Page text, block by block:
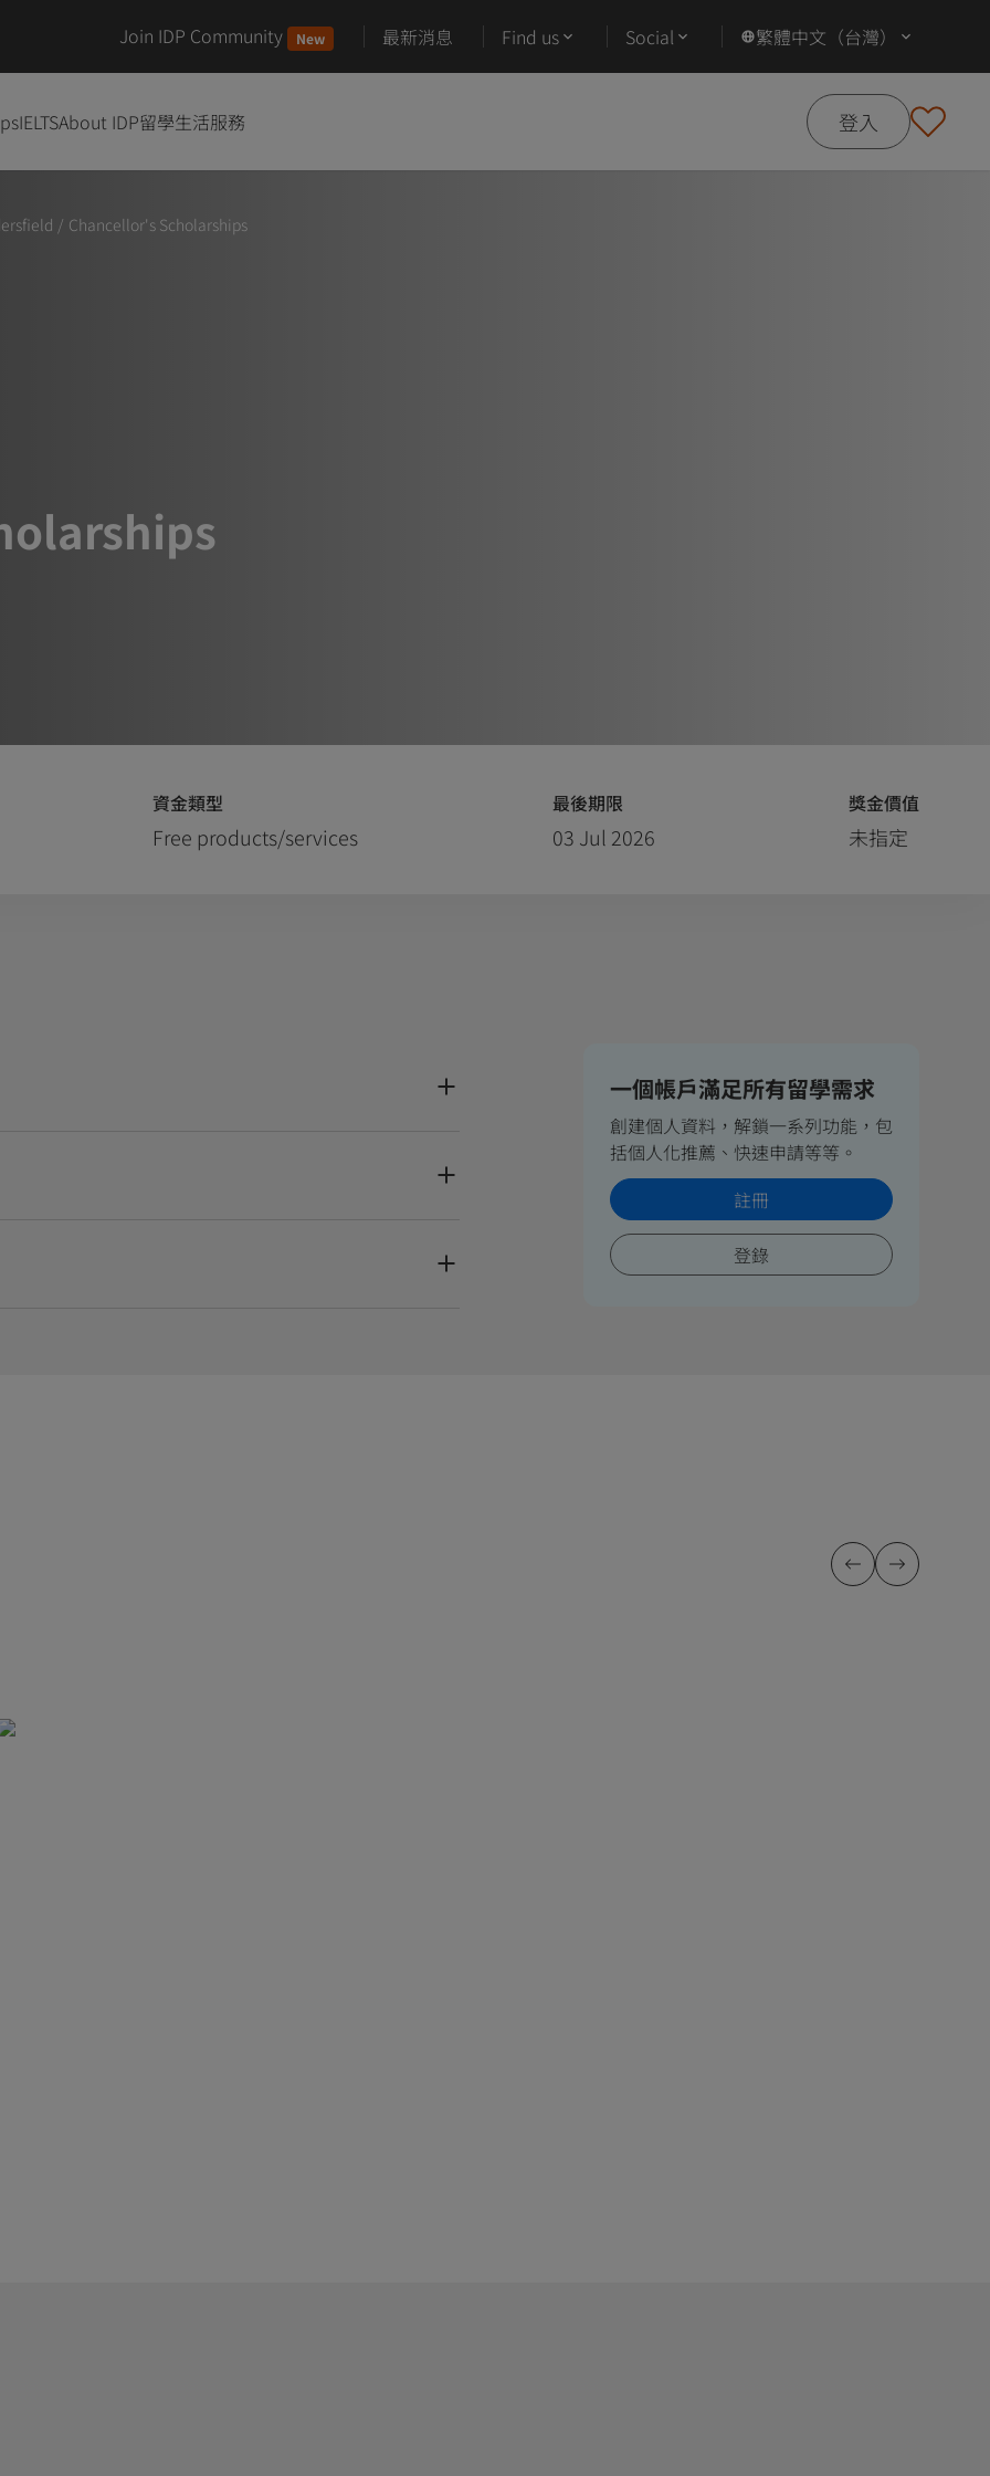
Join IDP Community New 最新消息 Find us Social 繁體中文（台灣）
IELTSAbout IDP留學生活服務 登入
/ Chancellor's Scholarships
資金類型
Free products/services
最後期限
03 Jul 2026
獎金價值
未指定
一個帳戶滿足所有留學需求
創建個人資料，解鎖一系列功能，包
括個人化推薦、快速申請等等。
註冊
登錄